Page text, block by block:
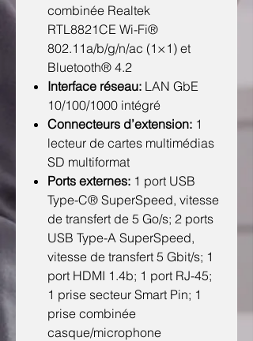
combinée Realtek
RTL8821CE Wi-Fi®
802.11a/b/g/n/ac (1×1) et
Bluetooth® 4.2
Interface réseau: LAN GbE
10/100/1000 intégré
Connecteurs d’extension: 1
lecteur de cartes multimédias
SD multiformat
Ports externes: 1 port USB
Type-C® SuperSpeed, vitesse
de transfert de 5 Go/s; 2 ports
USB Type-A SuperSpeed,
vitesse de transfert 5 Gbit/s; 1
port HDMI 1.4b; 1 port RJ-45;
1 prise secteur Smart Pin; 1
prise combinée
casque/microphone